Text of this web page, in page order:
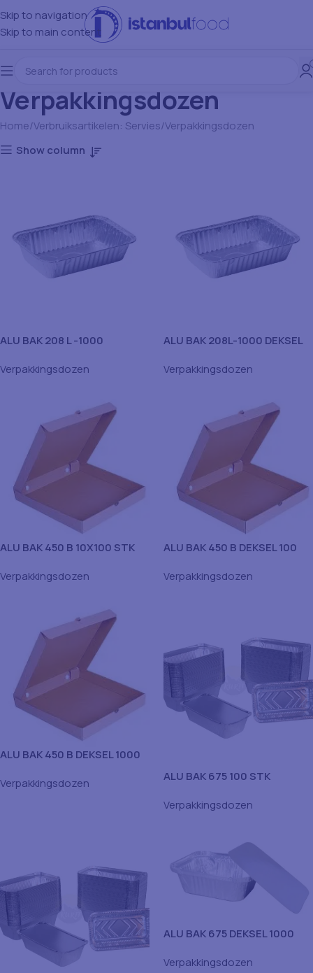
Skip to navigation
Skip to main content
Verpakkingsdozen
Home Verbruiksartikelen: Servies Verpakkingsdozen
Show column
ALU BAK 208 L -1000
Verpakkingsdozen
ALU BAK 208L-1000 DEKSEL
Verpakkingsdozen
ALU BAK 450 B 10X100 STK
Verpakkingsdozen
ALU BAK 450 B DEKSEL 100
Verpakkingsdozen
ALU BAK 450 B DEKSEL 1000
Verpakkingsdozen
ALU BAK 675 100 STK
Verpakkingsdozen
ALU BAK 675 DEKSEL 1000
Verpakkingsdozen